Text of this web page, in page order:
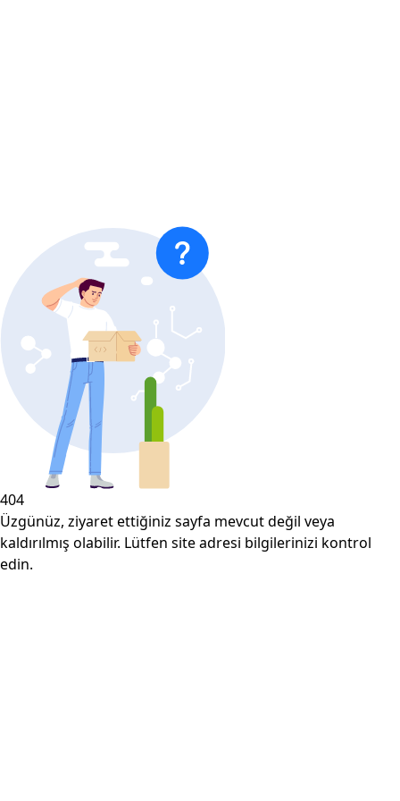
404
Üzgünüz, ziyaret ettiğiniz sayfa mevcut değil veya
kaldırılmış olabilir. Lütfen site adresi bilgilerinizi kontrol
edin.